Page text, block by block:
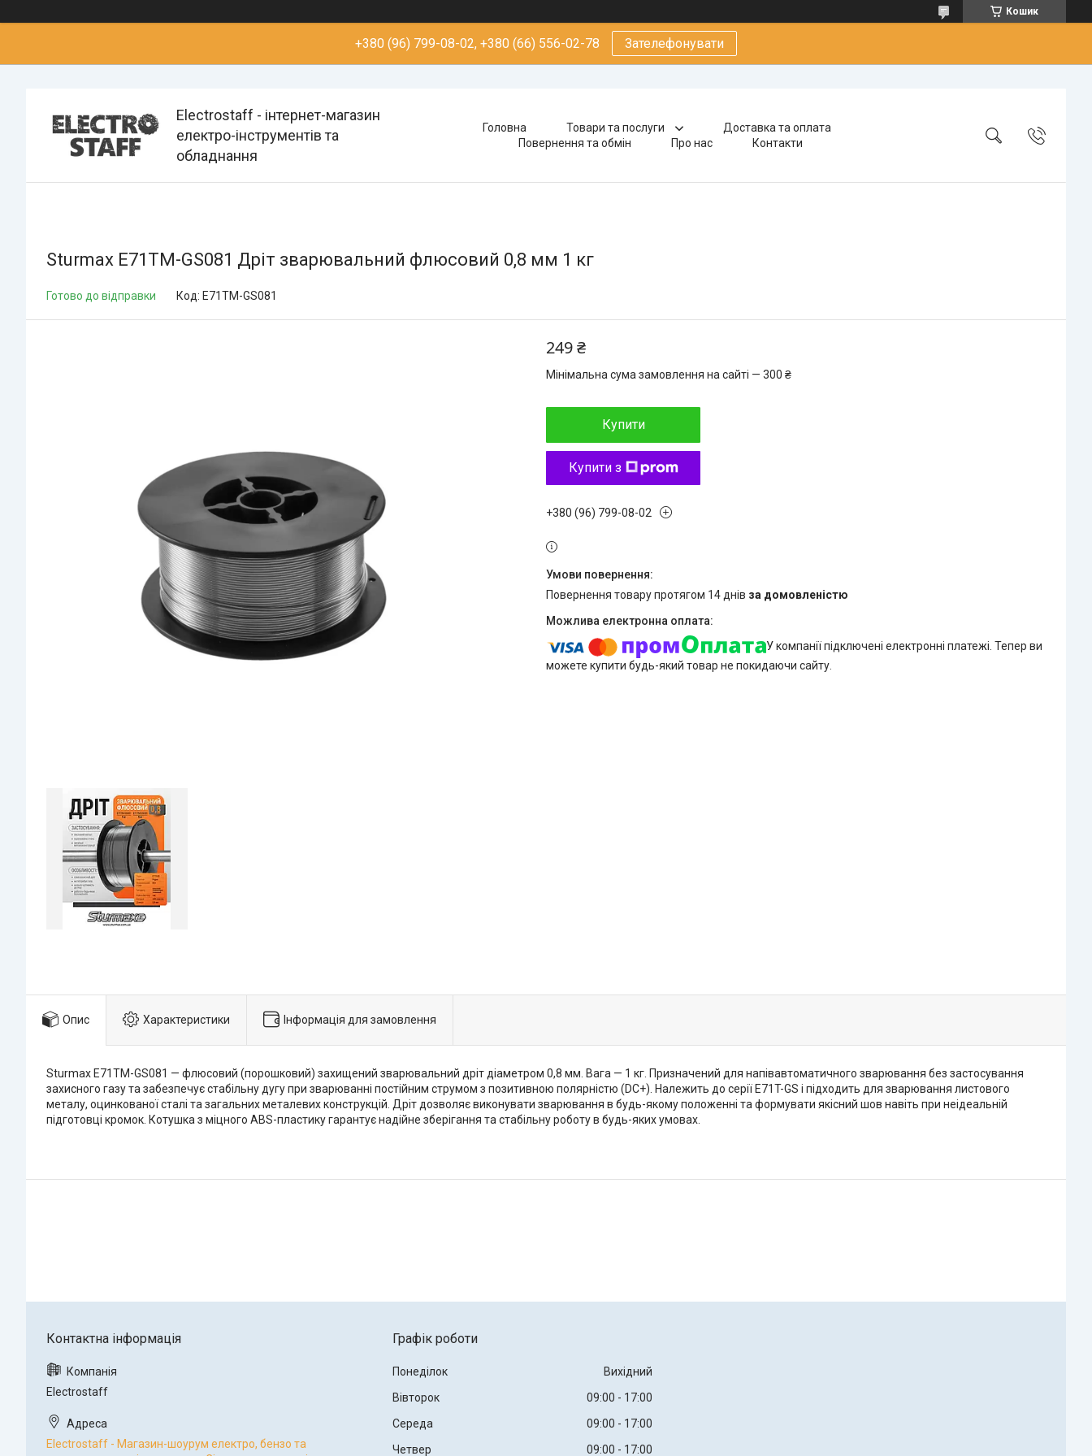
Кошик
+380 (96) 799-08-02, +380 (66) 556-02-78 Зателефонувати
Electrostaff - інтернет-магазин
електро-інструментів та
обладнання
Головна Товари та послуги
Доставка та оплата
Повернення та обмін
Про нас Контакти
Sturmax E71TM-GS081 Дріт зварювальний флюсовий 0,8 мм 1 кг
Готово до відправки Код: E71TM-GS081
249 ₴
Мінімальна сума замовлення на сайті — 300 ₴
Купити
Купити з
+380 (96) 799-08-02
повернення товару протягом 14 днів за домовленістю
У компанії підключені електронні платежі. Тепер ви
можете купити будь-який товар не покидаючи сайту.
Опис Характеристики Інформація для замовлення
Sturmax E71TM-GS081 — флюсовий (порошковий) захищений зварювальний дріт діаметром 0,8 мм. Вага — 1 кг. Призначений для напівавтоматичного зварювання без застосування
захисного газу та забезпечує стабільну дугу при зварюванні постійним струмом з позитивною полярністю (DC+). Належить до серії E71T-GS і підходить для зварювання листового
металу, оцинкованої сталі та загальних металевих конструкцій. Дріт дозволяє виконувати зварювання в будь-якому положенні та формувати якісний шов навіть при неідеальній
підготовці кромок. Котушка з міцного ABS-пластику гарантує надійне зберігання та стабільну роботу в будь-яких умовах.
Electrostaff
Electrostaff - Магазин-шоурум електро, бензо та
Графік роботи
Понеділок
Вихідний
Вівторок
09:00
17:00
Середа
09:00
17:00
Четвер
09:00 17:00